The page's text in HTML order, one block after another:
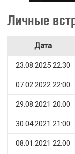
Личные
Дата
23.08.2025 22:30
07.02.2022 22:00
29.08.2021 20:00
30.04.2021 21:00
08.01.2021 22:00